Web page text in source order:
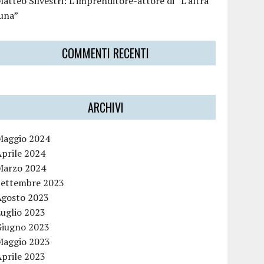
COMMENTI RECENTI
ARCHIVI
2024
2024
2024
2023
2023
2023
2023
2023
2023